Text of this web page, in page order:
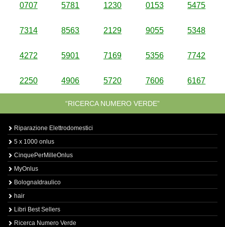
0707 5781 1230 0153 5475
7314 8563 2129 9055 5348
4272 5901 7169 5356 7742
2250 4906 5720 7606 6167
“RICERCA NUMERO VERDE”
Riparazione Elettrodomestici
5 x 1000 onlus
CinquePerMilleOnlus
MyOnlus
BolognaIdraulico
hair
Libri Best Sellers
Ricerca Numero Verde